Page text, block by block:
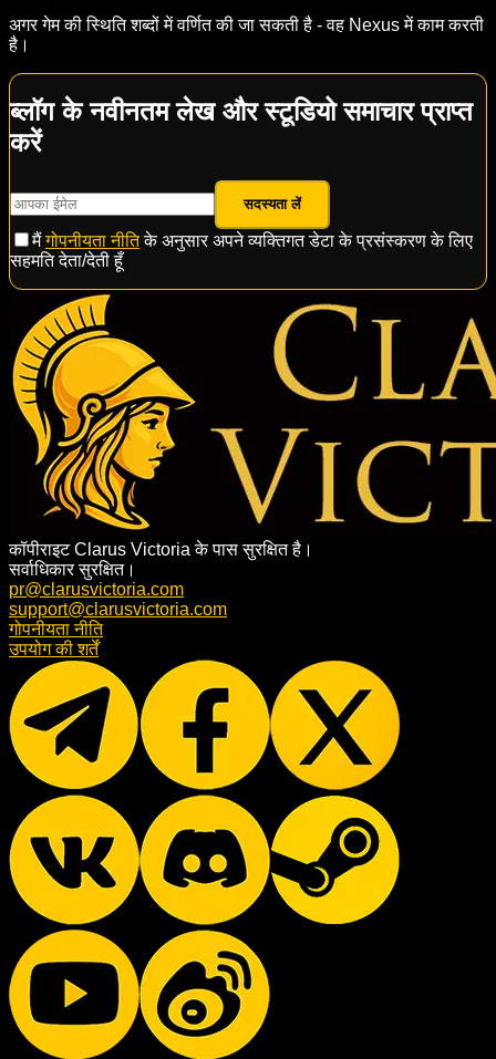
अगर गेम की स्थिति शब्दों में वर्णित की जा सकती है - वह Nexus में काम करती
है।
ब्लॉग के नवीनतम लेख और स्टूडियो समाचार प्राप्त
करें
सदस्यता लें
मैंगोपनीयता नीतिके अनुसार अपने व्यक्तिगत डेटा के प्रसंस्करण के लिए
सहमति देता/देती हूँ
कॉपीराइट Clarus Victoria के पास सुरक्षित है।
सर्वाधिकार सुरक्षित।
pr@clarusvictoria.com
support@clarusvictoria.com
गोपनीयता नीति
उपयोग की शर्तें